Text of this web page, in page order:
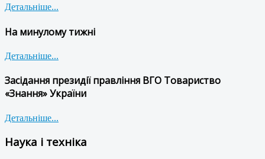
Детальніше...
На минулому тижні
Детальніше...
Засідання президії правління ВГО Товариство
«Знання» України
Детальніше...
Наука і техніка